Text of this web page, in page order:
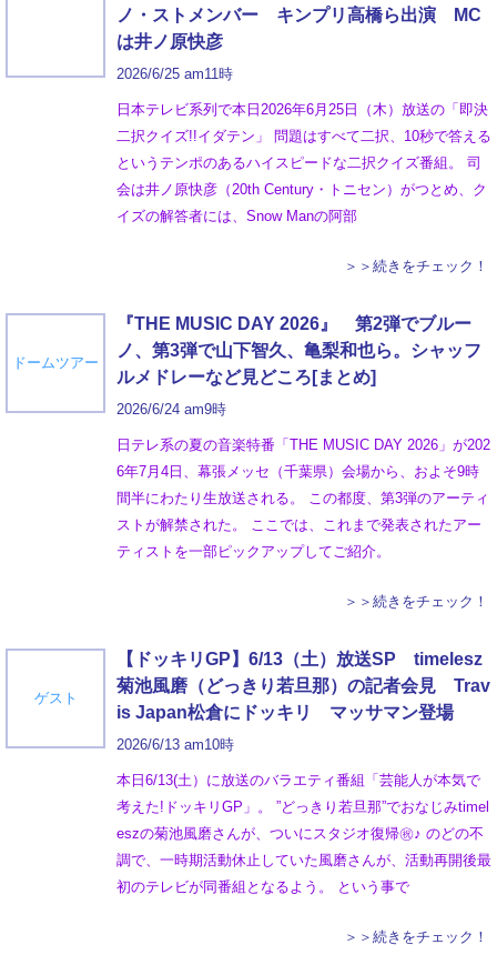
ノ・ストメンバー キンプリ高橋ら出演 MC
は井ノ原快彦
2026/6/25 am11時
日本テレビ系列で本日2026年6月25日（木）放送の「即決
二択クイズ!!イダテン」 問題はすべて二択、10秒で答える
というテンポのあるハイスピードな二択クイズ番組。 司
会は井ノ原快彦（20th Century・トニセン）がつとめ、ク
イズの解答者には、Snow Manの阿部
＞＞続きをチェック！
ドームツアー
『THE MUSIC DAY 2026』 第2弾でブルー
ノ、第3弾で山下智久、亀梨和也ら。シャッフ
ルメドレーなど見どころ[まとめ]
2026/6/24 am9時
日テレ系の夏の音楽特番「THE MUSIC DAY 2026」が202
6年7月4日、幕張メッセ（千葉県）会場から、およそ9時
間半にわたり生放送される。 この都度、第3弾のアーティ
ストが解禁された。 ここでは、これまで発表されたアー
ティストを一部ピックアップしてご紹介。
＞＞続きをチェック！
ゲスト
【ドッキリGP】6/13（土）放送SP timelesz
菊池風磨（どっきり若旦那）の記者会見 Trav
is Japan松倉にドッキリ マッサマン登場
2026/6/13 am10時
本日6/13(土）に放送のバラエティ番組「芸能人が本気で
考えた!ドッキリGP」。 ”どっきり若旦那”でおなじみtimel
eszの菊池風磨さんが、ついにスタジオ復帰㊗♪ のどの不
調で、一時期活動休止していた風磨さんが、活動再開後最
初のテレビが同番組となるよう。 という事で
＞＞続きをチェック！